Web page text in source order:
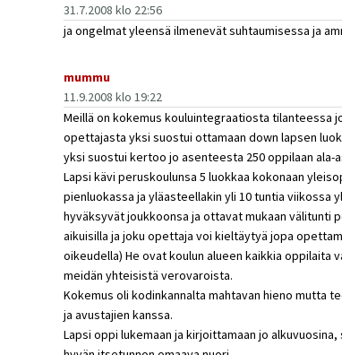
31.7.2008 klo 22:56
ja ongelmat yleensä ilmenevät suhtaumisessa ja
mummu
11.9.2008 klo 19:22
Meillä on kokemus kouluintegraatiosta tilanteessa
opettajasta yksi suostui ottamaan down lapsen
yksi suostui kertoo jo asenteesta 250 oppilaan ala-
Lapsi kävi peruskoulunsa 5 luokkaa kokonaan
pienluokassa ja yläasteellakin yli 10 tuntia viikossa
hyväksyvät joukkoonsa ja ottavat mukaan välitunti
aikuisilla ja joku opettaja voi kieltäytyä jopa
oikeudella) He ovat koulun alueen kaikkia oppilaita
meidän yhteisistä verovaroista.
Kokemus oli kodinkannalta mahtavan hieno mutta
ja avustajien kanssa.
Lapsi oppi lukemaan ja kirjoittamaan jo